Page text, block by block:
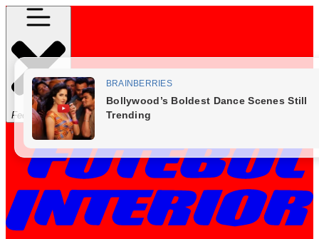
Fechar Menu